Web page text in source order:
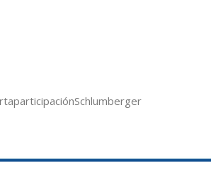
participaciónSchlumberger